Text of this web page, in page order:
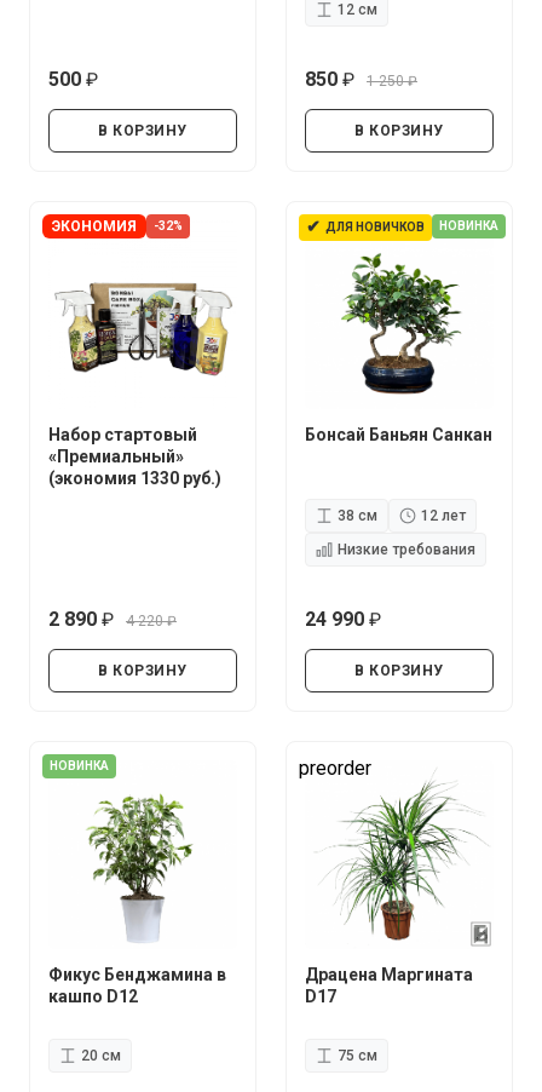
500
В КОРЗИНУ
12 см
850
1 250
В КОРЗИНУ
ЭКОНОМИЯ -32%
Набор стартовый
«Премиальный»
(экономия 1330 руб.)
2 890
4 220
В КОРЗИНУ
✔ ДЛЯ НОВИЧКОВ НОВИНКА
Бонсай Баньян Санкан
38 см
12 лет
Низкие требования
24 990
В КОРЗИНУ
НОВИНКА
Фикус Бенджамина в
кашпо D12
20 см
preorder
Драцена Маргината
D17
75 см